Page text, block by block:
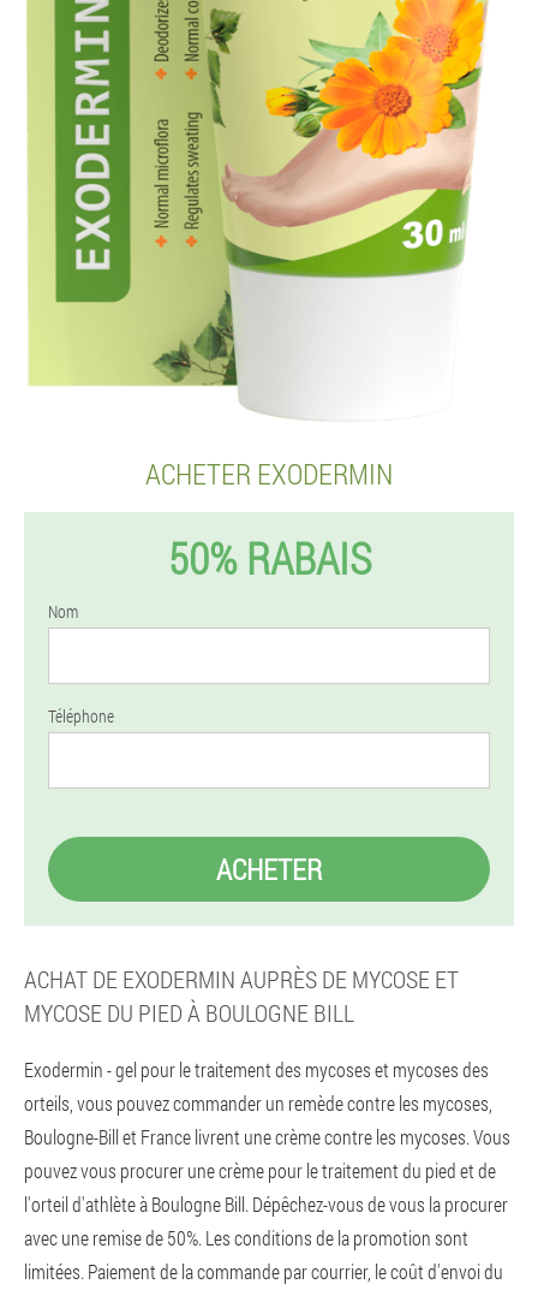
ACHETER EXODERMIN
50% RABAIS
Nom
Téléphone
ACHETER
ACHAT DE EXODERMIN AUPRÈS DE MYCOSE ET
MYCOSE DU PIED À BOULOGNE BILL
Exodermin - gel pour le traitement des mycoses et mycoses des
orteils, vous pouvez commander un remède contre les mycoses,
Boulogne-Bill et France livrent une crème contre les mycoses. Vous
pouvez vous procurer une crème pour le traitement du pied et de
l'orteil d'athlète à Boulogne Bill. Dépêchez-vous de vous la procurer
avec une remise de 50%. Les conditions de la promotion sont
limitées. Paiement de la commande par courrier, le coût d'envoi du